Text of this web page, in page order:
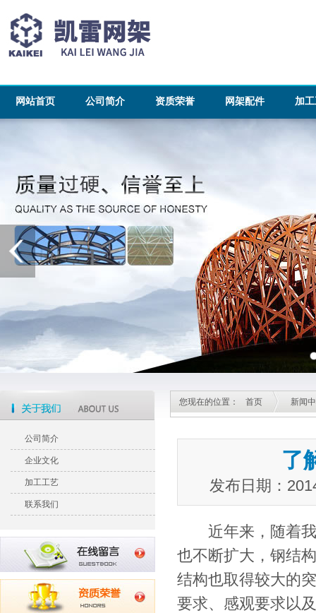
网站首页 公司简介 资质荣誉 网架配件 加
公司简介
企业文化
加工工艺
联系我们
您现在的位置： 首页 新闻
了
发布日期：
近年来，随着我
也不断扩大，钢结
结构也取得较大的
要求、感观要求以